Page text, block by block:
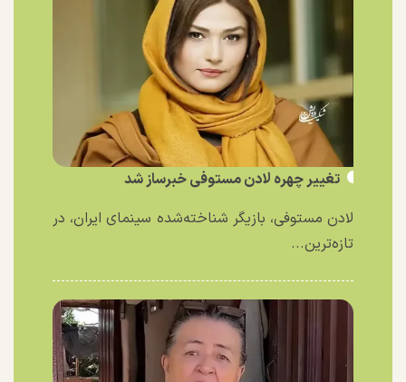
تغییر چهره لادن مستوفی خبرساز شد
لادن مستوفی، بازیگر شناخته‌شده سینمای ایران، در
تازه‌ترین...